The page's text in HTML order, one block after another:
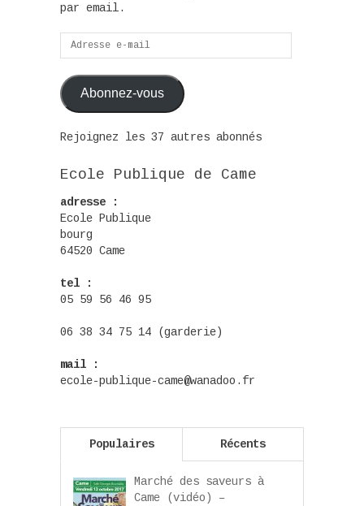
par email.
Adresse
e-
mail
Abonnez-vous
Rejoignez les 37 autres abonnés
Ecole Publique de Came
adresse :
Ecole Publique
bourg
64520 Came
tel :
05 59 56 46 95
06 38 34 75 14 (garderie)
mail :
ecole-publique-came@wanadoo.fr
Populaires Récents
Marché des saveurs à
Came (vidéo) –